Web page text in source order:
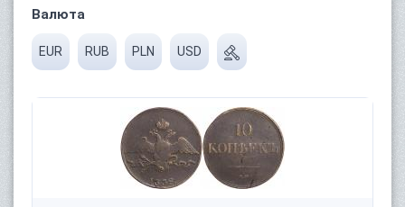
Валюта
EUR RUB PLN USD